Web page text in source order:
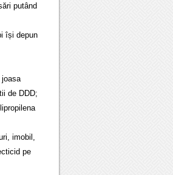
putând
își depun
joasa
de DDD;
imobil,
pe